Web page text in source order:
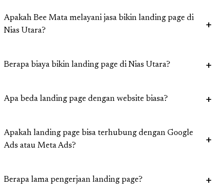
Apakah Bee Mata melayani jasa bikin landing page di
Nias Utara?
Berapa biaya bikin landing page di Nias Utara?
Apa beda landing page dengan website biasa?
Apakah landing page bisa terhubung dengan Google
Ads atau Meta Ads?
Berapa lama pengerjaan landing page?